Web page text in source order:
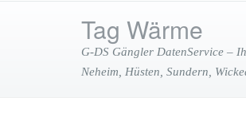
Tag Wärme
G-DS Gängler DatenService –
Neheim, Hüsten, Sundern,